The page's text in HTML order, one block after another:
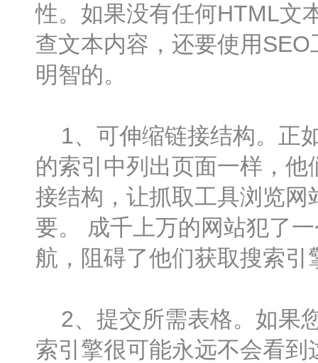
性。如果没有任何HTML文
查文本内容，还要使用
明智的。
1、可伸缩链接结构。正
的索引中列出页面一样，
接结构，让抓取工具浏览
要。 成千上万的网站犯了
航，阻碍了他们获取搜索
2、提交所需表格。如果
索引擎很可能永远不会看